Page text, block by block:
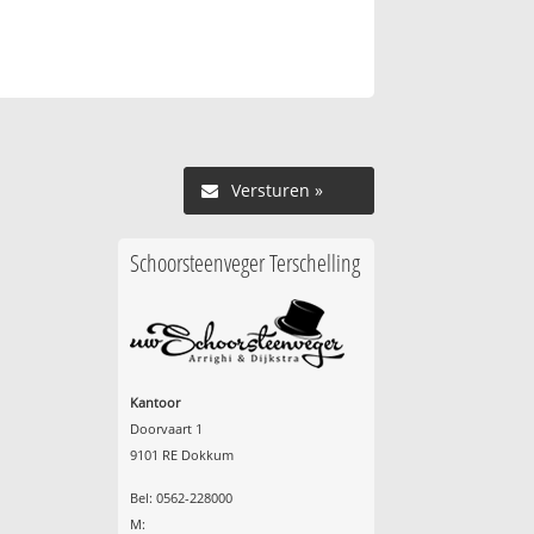
Versturen »
Schoorsteenveger Terschelling
Kantoor
Doorvaart 1
9101 RE Dokkum
Bel: 0562-228000
M: